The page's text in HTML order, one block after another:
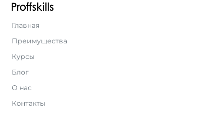
Главная
Преимущества
Курсы
Блог
О нас
Контакты